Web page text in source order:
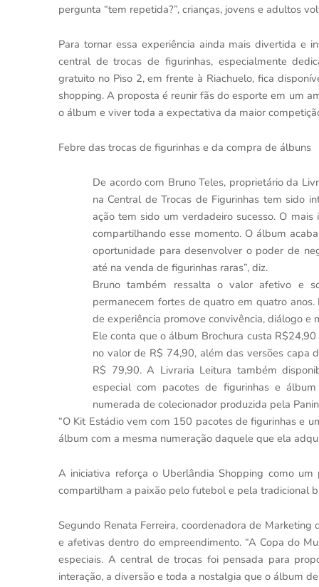
pergunta “tem repetida?”, crianças, jovens e adultos
Para tornar essa experiência ainda mais divertida e
central de trocas de figurinhas, especialmente
gratuito no Piso 2, em frente à Riachuelo, fica
shopping. A proposta é reunir fãs do esporte em um
o álbum e viver toda a expectativa da maior
Febre das trocas de figurinhas e da compra de álbuns
De acordo com Bruno Teles, proprietário da
na Central de Trocas de Figurinhas tem sido
ação tem sido um verdadeiro sucesso. O
compartilhando esse momento. O álbum
oportunidade para desenvolver o poder de
até na venda de figurinhas raras”, diz.
Bruno também ressalta o valor afetivo e
permanecem fortes de quatro em quatro
de experiência promove convivência, diálogo e
Ele conta que o álbum Brochura custa
no valor de R$ 74,90, além das versões capa
R$ 79,90. A Livraria Leitura também
especial com pacotes de figurinhas e
numerada de colecionador produzida pela
“O Kit Estádio vem com 150 pacotes de figurinhas e
álbum com a mesma numeração daquele que ela
A iniciativa reforça o Uberlândia Shopping como
compartilham a paixão pelo futebol e pela tradicional
Segundo Renata Ferreira, coordenadora de
e afetivas dentro do empreendimento. “A Copa do
especiais. A central de trocas foi pensada para
interação, a diversão e toda a nostalgia que o álbum